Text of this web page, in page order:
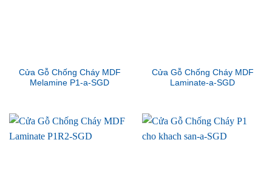
Cửa Gỗ Chống Cháy MDF
Melamine P1-a-SGD
Cửa Gỗ Chống Cháy MDF
Laminate-a-SGD